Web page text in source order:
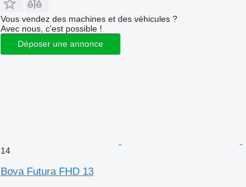
Vous vendez des machines et des véhicules ?
Avec nous, c'est possible !
Déposer une annonce
14
Bova Futura FHD 13